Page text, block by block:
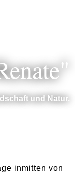
und Natur.
inmitten von